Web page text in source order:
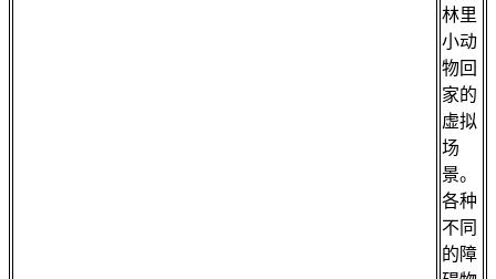
林里
小动
物回
家的
虚拟
场
景。
各种
不同
的障